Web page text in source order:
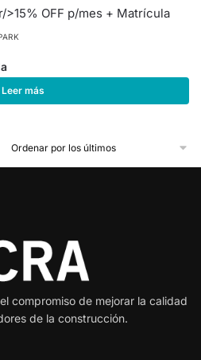
Leer más
compromiso de mejorar la calidad
de la construcción.